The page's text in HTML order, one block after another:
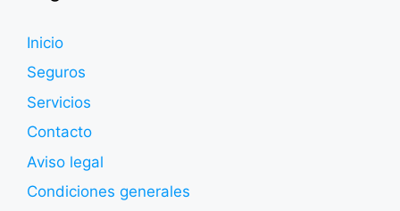
Inicio
Seguros
Servicios
Contacto
Aviso legal
Condiciones generales